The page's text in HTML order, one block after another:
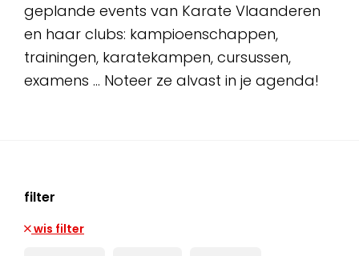
geplande events van Karate Vlaanderen
en haar clubs: kampioenschappen,
trainingen, karatekampen, cursussen,
examens … Noteer ze alvast in je agenda!
filter
wis filter